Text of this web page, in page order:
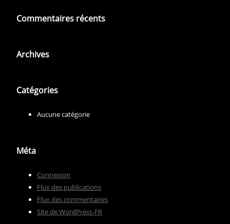
Commentaires récents
Archives
Catégories
Aucune catégorie
Méta
Connexion
Flux des publications
Flux des commentaires
Site de WordPress-FR